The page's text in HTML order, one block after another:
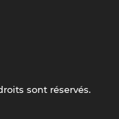
sont réservés.